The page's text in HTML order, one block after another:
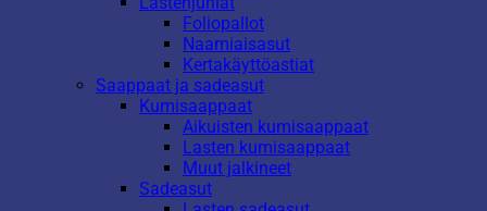
Foliopallot
Naamiaisasut
Kertakäyttöastiat
Saappaat ja sadeasut
Kumisaappaat
Aikuisten kumisaappaat
Lasten kumisaappaat
Muut jalkineet
Sadeasut